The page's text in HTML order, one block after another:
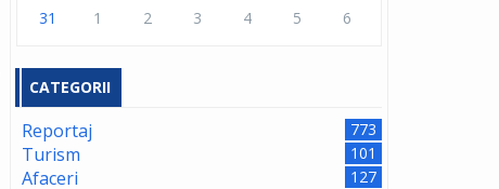
31
1 2 3 4 5 6
CATEGORII
Reportaj 773
Turism 101
Afaceri 127